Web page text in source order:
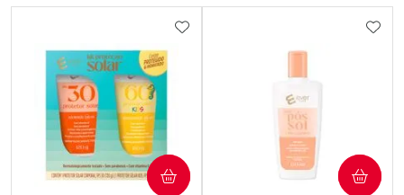
ADICIONAR AOS FAVORITOS
COMPRAR COMPRAR